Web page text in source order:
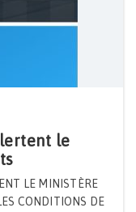
le
LE MINISTÈRE
CONDITIONS DE